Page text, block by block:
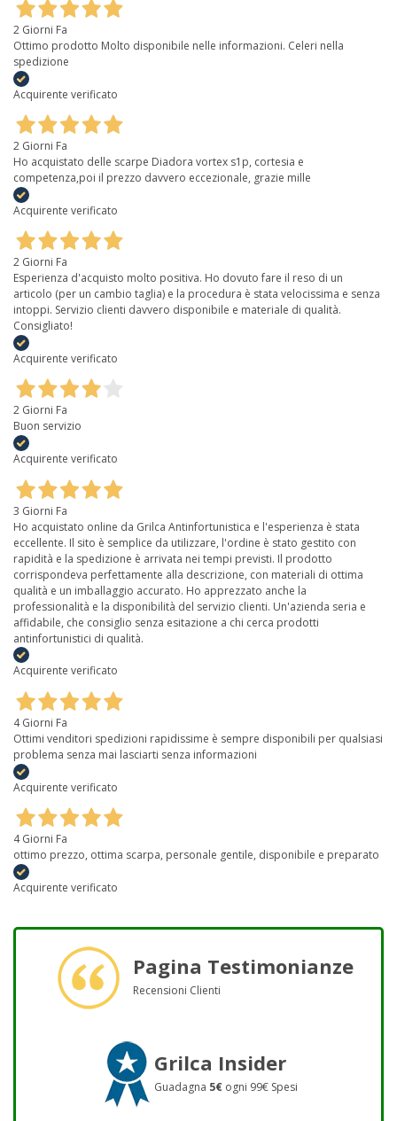
2 Giorni Fa
Ottimo prodotto Molto disponibile nelle informazioni. Celeri nella
spedizione
Acquirente verificato
2 Giorni Fa
Ho acquistato delle scarpe Diadora vortex s1p, cortesia e
competenza,poi il prezzo davvero eccezionale, grazie mille
Acquirente verificato
2 Giorni Fa
Esperienza d'acquisto molto positiva. Ho dovuto fare il reso di un
articolo (per un cambio taglia) e la procedura è stata velocissima e senza
intoppi. Servizio clienti davvero disponibile e materiale di qualità.
Consigliato!
Acquirente verificato
2 Giorni Fa
Buon servizio
Acquirente verificato
3 Giorni Fa
Ho acquistato online da Grilca Antinfortunistica e l'esperienza è stata
eccellente. Il sito è semplice da utilizzare, l'ordine è stato gestito con
rapidità e la spedizione è arrivata nei tempi previsti. Il prodotto
corrispondeva perfettamente alla descrizione, con materiali di ottima
qualità e un imballaggio accurato. Ho apprezzato anche la
professionalità e la disponibilità del servizio clienti. Un'azienda seria e
affidabile, che consiglio senza esitazione a chi cerca prodotti
antinfortunistici di qualità.
Acquirente verificato
4 Giorni Fa
Ottimi venditori spedizioni rapidissime è sempre disponibili per qualsiasi
problema senza mai lasciarti senza informazioni
Acquirente verificato
4 Giorni Fa
ottimo prezzo, ottima scarpa, personale gentile, disponibile e preparato
Acquirente verificato
Pagina Testimonianze
Recensioni Clienti
Grilca Insider
Guadagna 5€ ogni 99€ Spesi